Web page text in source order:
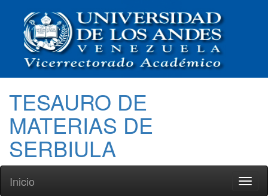
TESAURO DE
MATERIAS DE
SERBIULA
Inicio